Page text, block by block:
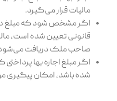
مالیات قرار می‌گیرد.
اگر مشخص شود که مبلغ
قانونی تعیین شده است،
صاحب ملک دریافت
اگر مبلغ اجاره بها پرداختی
شده باشد، امکان پیگیری